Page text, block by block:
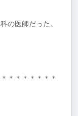
の医師だった。
＊＊＊＊＊＊＊